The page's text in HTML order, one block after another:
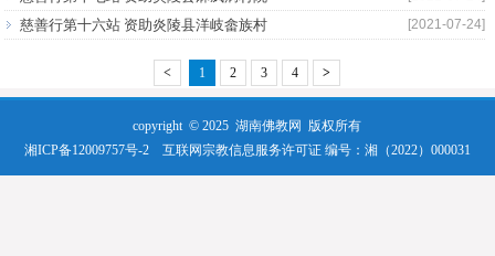
[2021-07-24]
慈善行第十六站 资助炎陵县洋岐畲族村
< 1 2 3 4 >
copyright © 2025 湖南佛教网 版权所有
湘ICP备12009757号-2
互联网宗教信息服务许可证 编号：湘（2022）000031